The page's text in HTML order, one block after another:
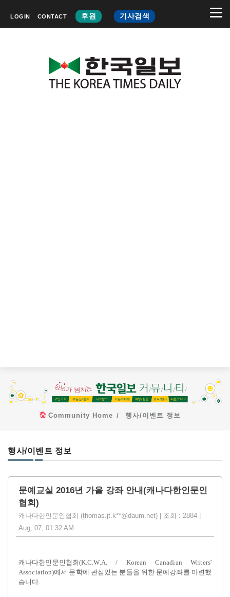
LOGIN CONTACT 후원 기사검색
Community Home 행사/이벤트 정보
행사/이벤트 정보
문예교실 2016년 가을 강좌 안내(캐나다한인문인
협회)
캐나다한인문인협회 (thomas.jt.k**@daum.net) | 조회 : 2884 |
Aug, 07, 01:32 AM
캐나다한인문인협회(K.C.W.A. / Korean Canadian Writers'
Association)에서 문학에 관심있는 분들을 위한 문예강좌를 마련했
습니다.